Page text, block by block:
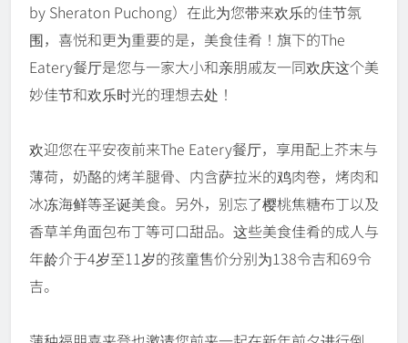
by Sheraton Puchong）在此为您带来欢乐的佳节氛
围，喜悦和更为重要的是，美食佳肴！旗下的The
Eatery餐厅是您与一家大小和亲朋戚友一同欢庆这个美
妙佳节和欢乐时光的理想去处！
欢迎您在平安夜前来The Eatery餐厅，享用配上芥末与
薄荷，奶酪的烤羊腿骨、内含萨拉米的鸡肉卷，烤肉和
冰冻海鲜等圣诞美食。另外，别忘了樱桃焦糖布丁以及
香草羊角面包布丁等可口甜品。这些美食佳肴的成人与
年龄介于4岁至11岁的孩童售价分别为138令吉和69令
吉。